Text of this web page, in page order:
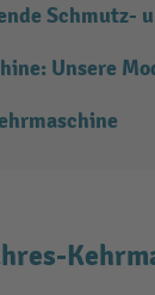
Schmutz-
Unsere